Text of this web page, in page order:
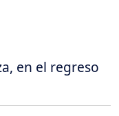
en el regreso